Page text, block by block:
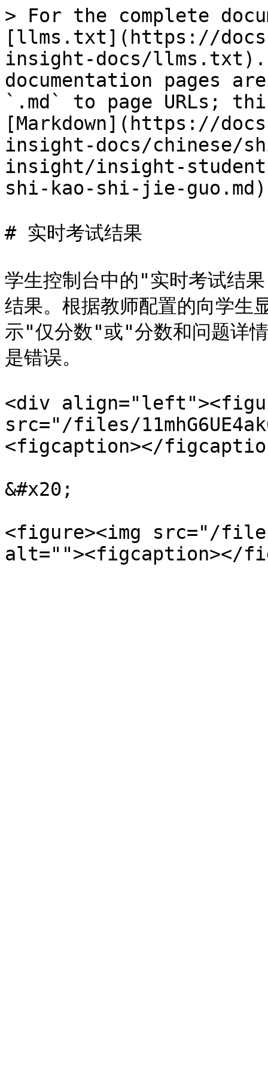
> For the complete
[llms.txt](https://
insight-docs/llms.txt).
documentation pages
`.md` to page URLs;
[Markdown](https://
insight-docs/chinese/
insight/insight-
shi-kao-shi-jie-
# 实时考试结果
学生控制台中的"实时考试结
结果。根据教师配置的向学生
示"仅分数"或"分数和问题详
是错误。
<div
src="/files/
<figcaption></
&#x20;
<figure><img src="/files/